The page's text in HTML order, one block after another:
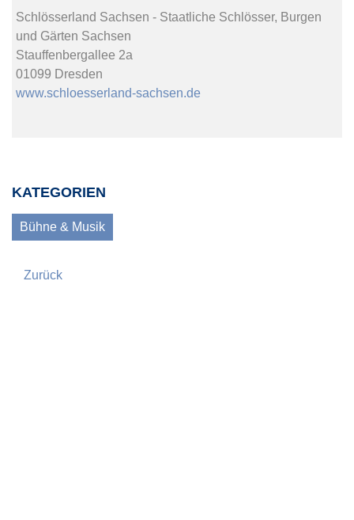
Schlösserland Sachsen - Staatliche Schlösser, Burgen
und Gärten Sachsen
Stauffenbergallee 2a
01099 Dresden
www.schloesserland-sachsen.de
KATEGORIEN
Bühne & Musik
Zurück